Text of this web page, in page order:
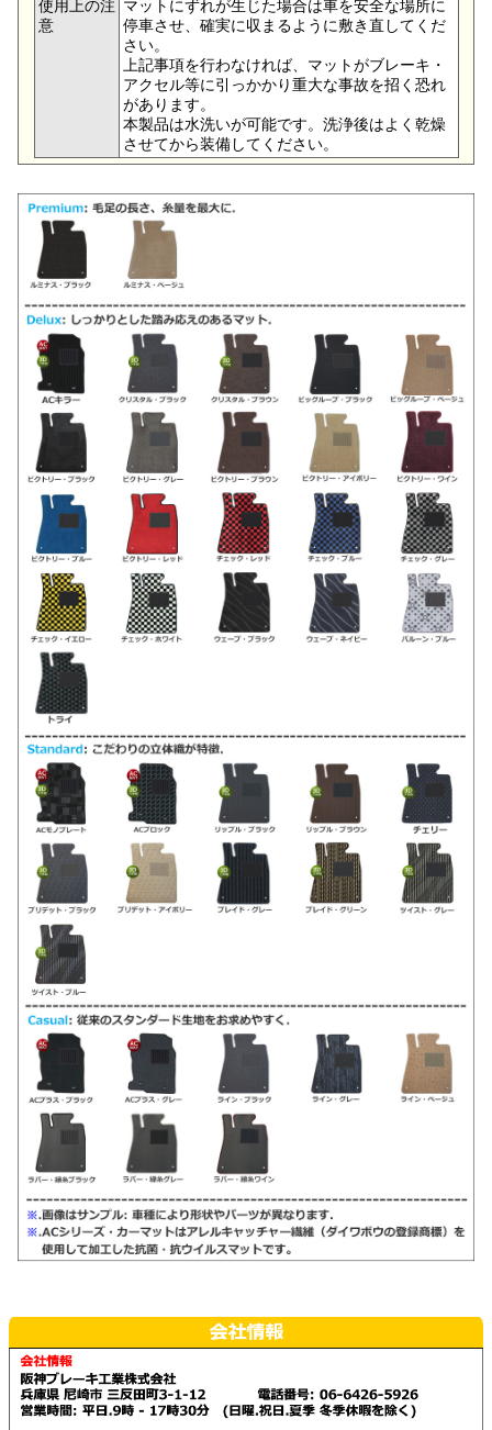
使用上の注
意
マットにずれが生じた場合は車を安全な場所に
停車させ、確実に収まるように敷き直してくだ
さい。
上記事項を行わなければ、マットがブレーキ・
アクセル等に引っかかり重大な事故を招く恐れ
があります。
本製品は水洗いが可能です。洗浄後はよく乾燥
させてから装備してください。